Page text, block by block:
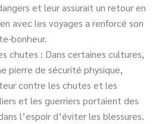
et leur assurait un retour en
avec les voyages a renforcé son
bonheur.
chutes : Dans certaines cultures,
pierre de sécurité physique,
contre les chutes et les
et les guerriers portaient des
l’espoir d’éviter les blessures.